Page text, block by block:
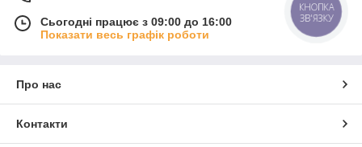
Сьогодні працює з 09:00 до 16:00
Показати весь графік роботи
Про нас
Контакти
КНОПКА
ЗВ'ЯЗКУ